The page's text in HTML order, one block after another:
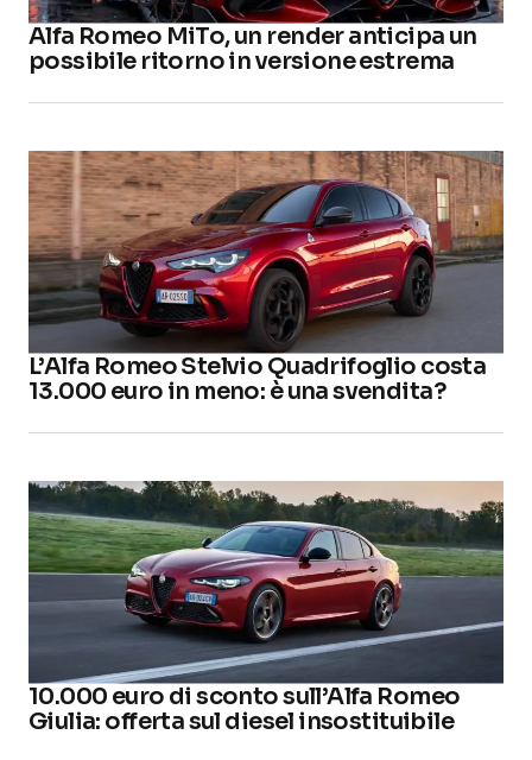
Alfa Romeo MiTo, un render anticipa un
possibile ritorno in versione estrema
L’Alfa Romeo Stelvio Quadrifoglio costa
13.000 euro in meno: è una svendita?
10.000 euro di sconto sull’Alfa Romeo
Giulia: offerta sul diesel insostituibile